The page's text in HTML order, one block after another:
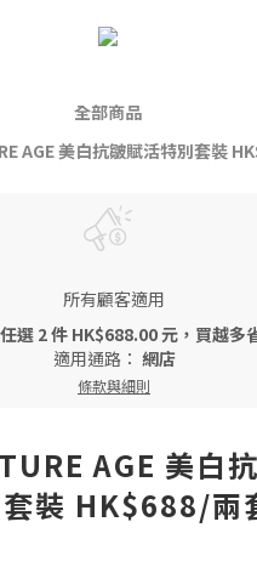
全部商品
AGE 美白抗皺賦活特別套裝
所有顧客適用
選 2 件 HK$688.00 元，買越多
適用通路： 網店
條款與細則
AGE 美白
裝 HK$688/兩